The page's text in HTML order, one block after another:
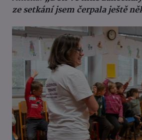
ze setkání jsem čerpala ještě